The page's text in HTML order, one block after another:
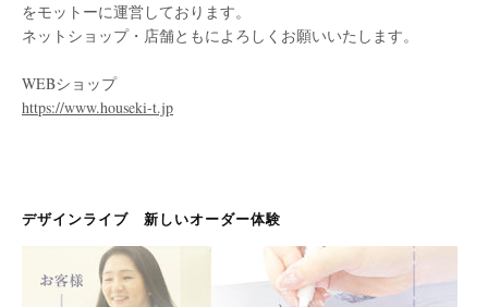
をモットーに運営しております。
ネットショップ・店舗ともによろしくお願いいたします。
WEBショップ
https://www.houseki-t.jp
デザインライブ 新しいオーダー体験